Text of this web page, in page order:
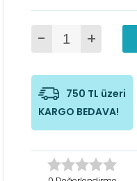
- +
750 TL üzeri
KARGO BEDAVA!